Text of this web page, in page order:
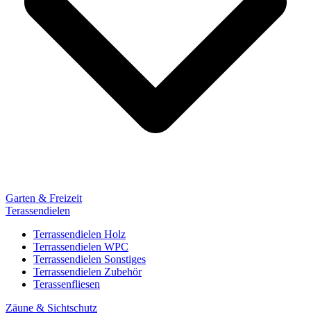
Garten & Freizeit
Terassendielen
Terrassendielen Holz
Terrassendielen WPC
Terrassendielen Sonstiges
Terrassendielen Zubehör
Terassenfliesen
Zäune & Sichtschutz